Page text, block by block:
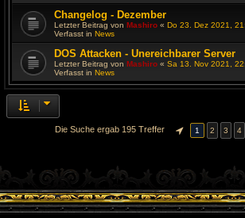
Changelog - Dezember
Letzter Beitrag von Mashiro « Do 23. Dez 2021,
Verfasst in News
DOS Attacken - Unereichbarer Server
Letzter Beitrag von Mashiro « Sa 13. Nov 2021,
Verfasst in News
Die Suche ergab 195 Treffer SEITE VON
1 2 3 4